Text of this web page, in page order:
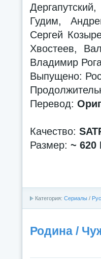
Гудим,
Сергей
Хвостеев,
Владимир
Выпущено:
Перевод:
Качество:
Размер: ~ 620
Категория: Сериалы /
Родина /